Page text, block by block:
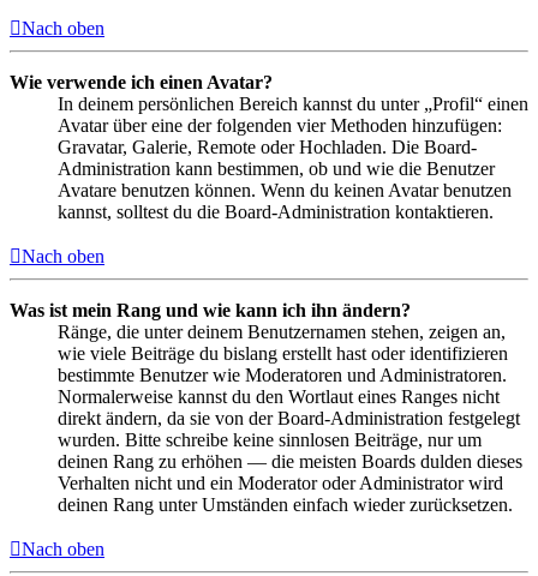
Nach oben
Wie verwende ich einen Avatar?
In deinem persönlichen Bereich kannst du unter „Profil“ einen
Avatar über eine der folgenden vier Methoden hinzufügen:
Gravatar, Galerie, Remote oder Hochladen. Die Board-
Administration kann bestimmen, ob und wie die Benutzer
Avatare benutzen können. Wenn du keinen Avatar benutzen
kannst, solltest du die Board-Administration kontaktieren.
Nach oben
Was ist mein Rang und wie kann ich ihn ändern?
Ränge, die unter deinem Benutzernamen stehen, zeigen an,
wie viele Beiträge du bislang erstellt hast oder identifizieren
bestimmte Benutzer wie Moderatoren und Administratoren.
Normalerweise kannst du den Wortlaut eines Ranges nicht
direkt ändern, da sie von der Board-Administration festgelegt
wurden. Bitte schreibe keine sinnlosen Beiträge, nur um
deinen Rang zu erhöhen — die meisten Boards dulden dieses
Verhalten nicht und ein Moderator oder Administrator wird
deinen Rang unter Umständen einfach wieder zurücksetzen.
Nach oben